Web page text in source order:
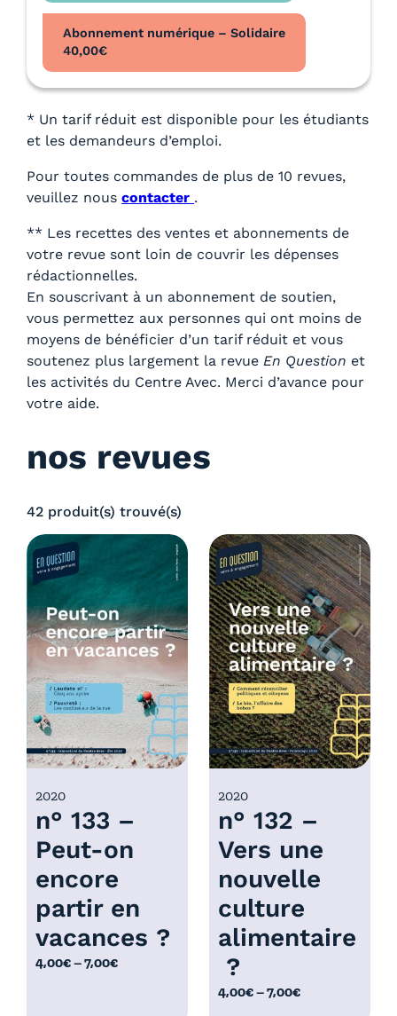
Abonnement numérique – Solidaire
40,00€
* Un tarif réduit est disponible pour les étudiants
et les demandeurs d’emploi.
Pour toutes commandes de plus de 10 revues,
veuillez nous contacter .
** Les recettes des ventes et abonnements de
votre revue sont loin de couvrir les dépenses
rédactionnelles.
En souscrivant à un abonnement de soutien,
vous permettez aux personnes qui ont moins de
moyens de bénéficier d’un tarif réduit et vous
soutenez plus largement la revue En Question et
les activités du Centre Avec. Merci d’avance pour
votre aide.
nos revues
42 produit(s) trouvé(s)
n° 133 –
Peut-on
encore
partir en
vacances ?
2020
4,00€–7,00€
P
n° 132 –
Vers une
nouvelle
culture
alimentaire
?
2020
4,00€–7,00€
P